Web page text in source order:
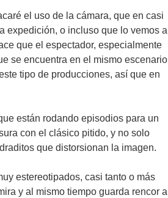
el uso de la cámara, que en casi
expedición, o incluso que lo vemos a
que el espectador, especialmente
se encuentra en el mismo escenario
tipo de producciones, así que en
están rodando episodios para un
con el clásico pitido, y no solo
que distorsionan la imagen.
estereotipados, casi tanto o más
y al mismo tiempo guarda rencor a